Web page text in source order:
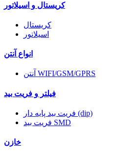
کریستال و اسیلاتور
کریستال
اسیلاتور
انواع آنتن
آنتن WIFI/GSM/GPRS
فیلتر و فریت بید
فریت بید پایه دار (dip)
فریت بید SMD
خازن